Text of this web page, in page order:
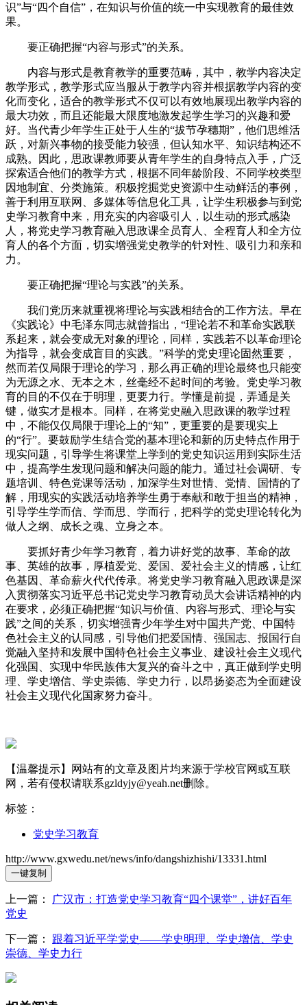
识”与“四个自信”，在知识与价值的统一中实现教育的最佳效
果。
要正确把握“内容与形式”的关系。
内容与形式是教育教学的重要范畴，其中，教学内容决定
教学形式，教学形式应当服从于教学内容并根据教学内容的变
化而变化，适合的教学形式不仅可以有效地展现出教学内容的
最大功效，而且还能最大限度地激发起学生学习的兴趣和爱
好。当代青少年学生正处于人生的“拔节孕穗期”，他们思维活
跃，对新兴事物的接受能力较强，但认知水平、知识结构还不
成熟。因此，思政课教师要从青年学生的自身特点入手，广泛
探索适合他们的教学方式，根据不同年龄阶段、不同学校类型
因地制宜、分类施策。积极挖掘党史资源中生动鲜活的事例，
善于利用互联网、多媒体等信息化工具，让学生积极参与到党
史学习教育中来，用充实的内容吸引人，以生动的形式感染
人，将党史学习教育融入思政课全员育人、全程育人和全方位
育人的各个方面，切实增强党史教学的针对性、吸引力和亲和
力。
要正确把握“理论与实践”的关系。
我们党历来就重视将理论与实践相结合的工作方法。早在
《实践论》中毛泽东同志就曾指出，“理论若不和革命实践联
系起来，就会变成无对象的理论，同样，实践若不以革命理论
为指导，就会变成盲目的实践。”科学的党史理论固然重要，
然而若仅局限于理论的学习，那么再正确的理论最终也只能变
为无源之水、无本之木，丝毫经不起时间的考验。党史学习教
育的目的不仅在于明理，更要力行。学懂是前提，弄通是关
键，做实才是根本。同样，在将党史融入思政课的教学过程
中，不能仅仅局限于理论上的“知”，更重要的是要现实上
的“行”。要鼓励学生结合党的基本理论和新的历史特点作用于
现实问题，引导学生将课堂上学到的党史知识运用到实际生活
中，提高学生发现问题和解决问题的能力。通过社会调研、专
题培训、特色党课等活动，加深学生对世情、党情、国情的了
解，用现实的实践活动培养学生勇于奉献和敢于担当的精神，
引导学生学而信、学而思、学而行，把科学的党史理论转化为
做人之纲、成长之魂、立身之本。
要抓好青少年学习教育，着力讲好党的故事、革命的故
事、英雄的故事，厚植爱党、爱国、爱社会主义的情感，让红
色基因、革命薪火代代传承。将党史学习教育融入思政课是深
入贯彻落实习近平总书记党史学习教育动员大会讲话精神的内
在要求，必须正确把握“知识与价值、内容与形式、理论与实
践”之间的关系，切实增强青少年学生对中国共产党、中国特
色社会主义的认同感，引导他们把爱国情、强国志、报国行自
觉融入坚持和发展中国特色社会主义事业、建设社会主义现代
化强国、实现中华民族伟大复兴的奋斗之中，真正做到学史明
理、学史增信、学史崇德、学史力行，以昂扬姿态为全面建设
社会主义现代化国家努力奋斗。
【温馨提示】网站有的文章及图片均来源于学校官网或互联
网，若有侵权请联系gzldyjy@yeah.net删除。
标签：
党史学习教育
http://www.gxwedu.net/news/info/dangshizhishi/13331.html
一键复制
上一篇：
广汉市：打造党史学习教育“四个课堂”，讲好百年
党史
下一篇： 跟着习近平学党史——学史明理、学史增信、学史
崇德、学史力行